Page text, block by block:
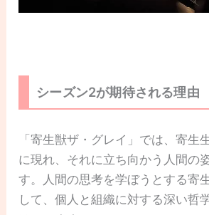
シーズン2が期待される理由
「寄生獣ザ・グレイ」では、寄生
に現れ、それに立ち向かう人間の
す。人間の思考を学ぼうとする寄
して、個人と組織に対する深い哲